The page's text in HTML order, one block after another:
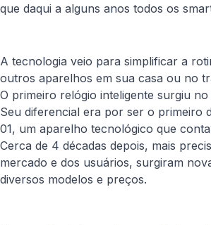
que daqui a alguns anos todos os
A tecnologia veio para simplificar a
outros aparelhos em sua casa ou no
O primeiro relógio inteligente surgiu
Seu diferencial era por ser o primeiro
01, um aparelho tecnológico que
Cerca de 4 décadas depois, mais
mercado e dos usuários, surgiram
diversos modelos e preços.